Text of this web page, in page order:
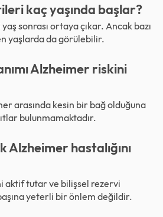
kaç yaşında başlar?
sonrası ortaya çıkar. Ancak bazı
yaşlarda da görülebilir.
Alzheimer riskini
arasında kesin bir bağ olduğuna
bulunmamaktadır.
Alzheimer hastalığını
aktif tutar ve bilişsel rezervi
yeterli bir önlem değildir.